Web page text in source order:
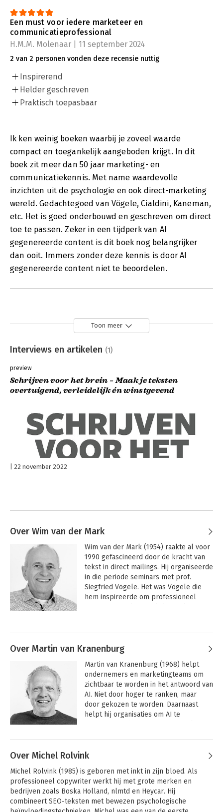
Een must voor iedere marketeer en
communicatieprofessional
H.M.M. Molenaar | 11 september 2024
2 van 2 personen vonden deze recensie nuttig
Inspirerend
Helder geschreven
Praktisch toepasbaar
Ik ken weinig boeken waarbij je zoveel waarde
compact en toegankelijk aangeboden krijgt. In dit
boek zit meer dan 50 jaar marketing- en
communicatiekennis. Met name waardevolle
inzichten uit de psychologie en ook direct-marketing
wereld. Gedachtegoed van Vögele, Cialdini, Kaneman,
etc. Het is goed onderbouwd en geschreven om direct
toe te passen. Zeker in een tijdperk van AI
gegenereerde content is dit boek nog belangrijker
dan ooit. Immers zonder deze kennis is door AI
gegenereerde content niet te beoordelen.
Toon meer
Interviews en artikelen (1)
preview
Schrijven voor het brein – Maak je teksten
overtuigend, verleidelijk én winstgevend
22 november 2022
Over Wim van der Mark
Wim van der Mark (1954) raakte al voor
1990 gefascineerd door de kracht van
tekst in direct mailings. Hij organiseerde
in die periode seminars met prof.
Siegfried Vögele. Het was Vögele die
hem inspireerde om professioneel
trainingen en schreef drie bestsellers
exemplaren over de toonbank gingen.
Over Martin van Kranenburg
Martin van Kranenburg (1968) helpt
ondernemers en marketingteams om
zichtbaar te worden in het antwoord van
AI. Niet door hoger te ranken, maar
door gekozen te worden. Daarnaast
helpt hij organisaties om AI te
voor het Brein. Dit boek over
neuromarketing en
gedragsbeïnvloeding met tekst wordt
door veel marketeers gezien als de
Kranenburg
Over Michel Rolvink
Michel Rolvink (1985) is geboren met inkt in zijn bloed. Als
professioneel copywriter werkt hij met grote merken en
bedrijven zoals Boska Holland, nlmtd en Heycar. Hij
combineert SEO-teksten met bewezen psychologische